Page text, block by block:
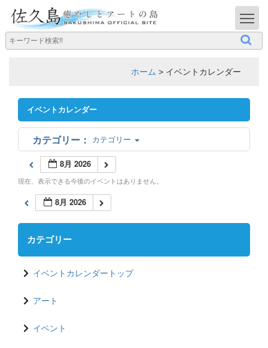
ホーム > イベントカレンダー
イベントカレンダー
カテゴリー
8月 2026
現在、表示できる今後のイベントはありません。
8月 2026
カテゴリー
イベントカレンダートップ
アート
イベント